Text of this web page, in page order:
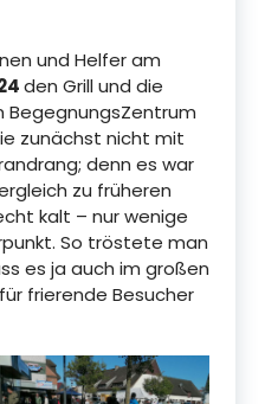
und Helfer am
den Grill und die
BegegnungsZentrum
zunächst nicht mit
denn es war
zu früheren
kalt – nur wenige
So tröstete man
es ja auch im großen
frierende Besucher